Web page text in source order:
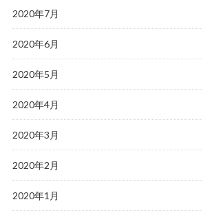
2020年7月
2020年6月
2020年5月
2020年4月
2020年3月
2020年2月
2020年1月